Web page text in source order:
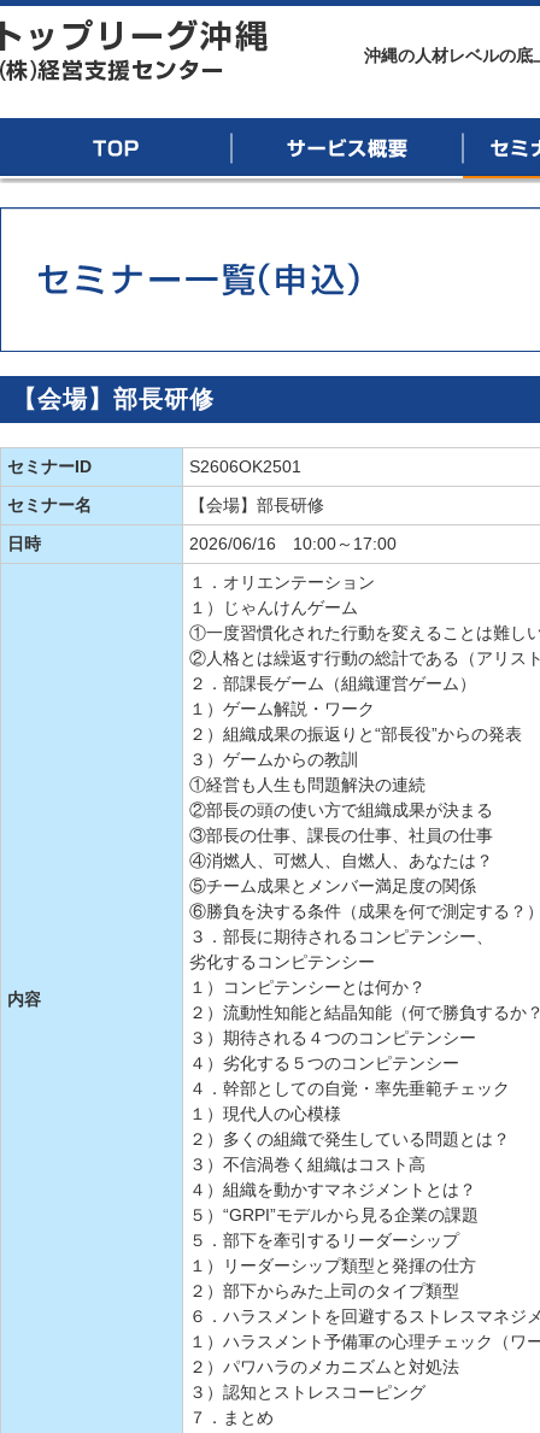
沖縄の人材レベルの底
【会場】部長研修
セミナーID
S2606OK2501
セミナー名
【会場】部長研修
日時
2026/06/16 10:00～17:00
内容
１．オリエンテーション
１）じゃんけんゲーム
①一度習慣化された行動を変えることは難し
②人格とは繰返す行動の総計である（アリス
２．部課長ゲーム（組織運営ゲーム）
１）ゲーム解説・ワーク
２）組織成果の振返りと“部長役”からの発表
３）ゲームからの教訓
①経営も人生も問題解決の連続
②部長の頭の使い方で組織成果が決まる
③部長の仕事、課長の仕事、社員の仕事
④消燃人、可燃人、自燃人、あなたは？
⑤チーム成果とメンバー満足度の関係
⑥勝負を決する条件（成果を何で測定する？
３．部長に期待されるコンピテンシー、
劣化するコンピテンシー
１）コンピテンシーとは何か？
２）流動性知能と結晶知能（何で勝負するか
３）期待される４つのコンピテンシー
４）劣化する５つのコンピテンシー
４．幹部としての自覚・率先垂範チェック
１）現代人の心模様
２）多くの組織で発生している問題とは？
３）不信渦巻く組織はコスト高
４）組織を動かすマネジメントとは？
５）“GRPI”モデルから見る企業の課題
５．部下を牽引するリーダーシップ
１）リーダーシップ類型と発揮の仕方
２）部下からみた上司のタイプ類型
６．ハラスメントを回避するストレスマネジ
１）ハラスメント予備軍の心理チェック（ワ
２）パワハラのメカニズムと対処法
３）認知とストレスコーピング
７．まとめ